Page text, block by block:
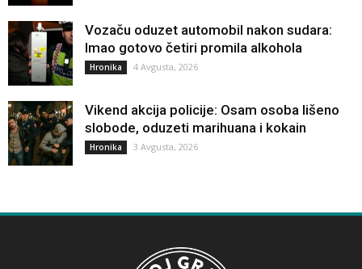
Vozaču oduzet automobil nakon sudara:
Imao gotovo četiri promila alkohola
Hronika 4 Avgusta, 2026
Vikend akcija policije: Osam osoba lišeno
slobode, oduzeti marihuana i kokain
Hronika 3 Avgusta, 2026